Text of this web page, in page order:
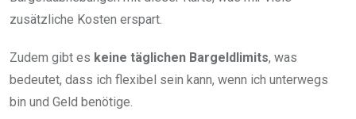
zusätzliche Kosten erspart.
Zudem gibt es keine täglichen Bargeldlimits, was
bedeutet, dass ich flexibel sein kann, wenn ich unterwegs
bin und Geld benötige.